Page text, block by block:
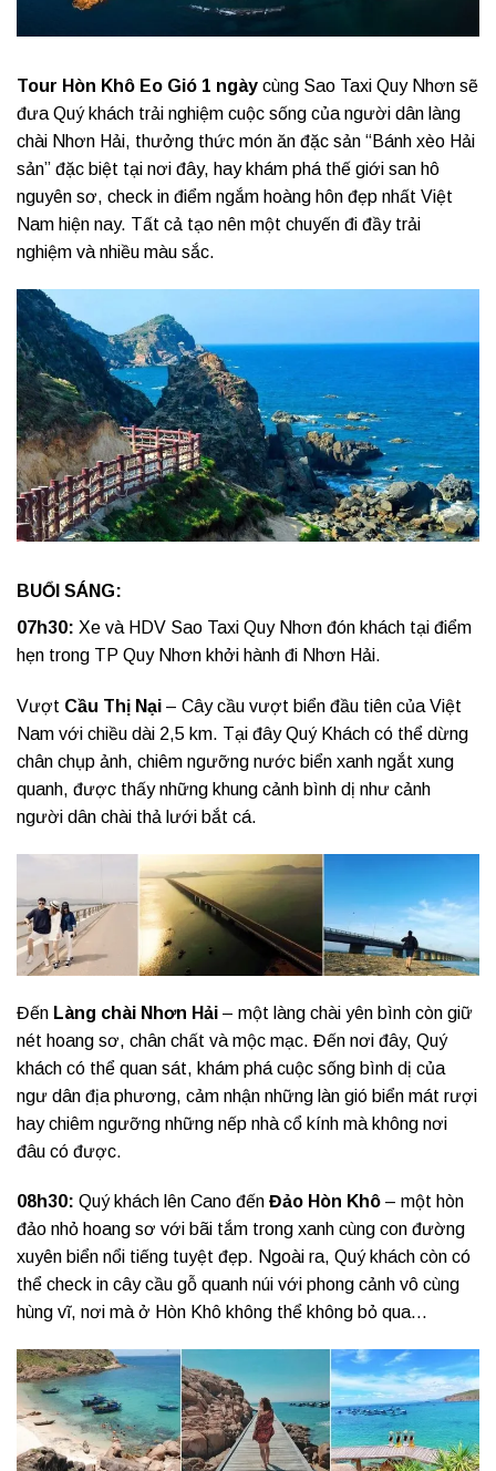
Tour Hòn Khô Eo Gió 1 ngày cùng Sao Taxi Quy Nhơn sẽ
đưa Quý khách trải nghiệm cuộc sống của người dân làng
chài Nhơn Hải, thưởng thức món ăn đặc sản “Bánh xèo Hải
sản” đặc biệt tại nơi đây, hay khám phá thế giới san hô
nguyên sơ, check in điểm ngắm hoàng hôn đẹp nhất Việt
Nam hiện nay. Tất cả tạo nên một chuyến đi đầy trải
nghiệm và nhiều màu sắc.
BUỔI SÁNG:
07h30: Xe và HDV Sao Taxi Quy Nhơn đón khách tại điểm
hẹn trong TP Quy Nhơn khởi hành đi Nhơn Hải.
Vượt Cầu Thị Nại – Cây cầu vượt biển đầu tiên của Việt
Nam với chiều dài 2,5 km. Tại đây Quý Khách có thể dừng
chân chụp ảnh, chiêm ngưỡng nước biển xanh ngắt xung
quanh, được thấy những khung cảnh bình dị như cảnh
người dân chài thả lưới bắt cá.
Đến Làng chài Nhơn Hải – một làng chài yên bình còn giữ
nét hoang sơ, chân chất và mộc mạc. Đến nơi đây, Quý
khách có thể quan sát, khám phá cuộc sống bình dị của
ngư dân địa phương, cảm nhận những làn gió biển mát rượi
hay chiêm ngưỡng những nếp nhà cổ kính mà không nơi
đâu có được.
08h30: Quý khách lên Cano đến Đảo Hòn Khô – một hòn
đảo nhỏ hoang sơ với bãi tắm trong xanh cùng con đường
xuyên biển nổi tiếng tuyệt đẹp. Ngoài ra, Quý khách còn có
thể check in cây cầu gỗ quanh núi với phong cảnh vô cùng
hùng vĩ, nơi mà ở Hòn Khô không thể không bỏ qua…